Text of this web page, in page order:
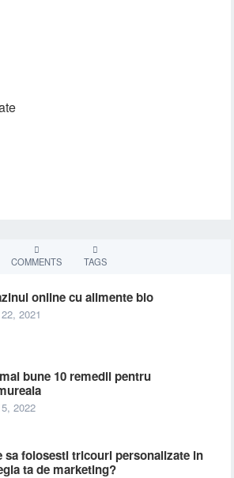
COMMENTS TAGS
online cu alimente bio
2021
bune 10 remedii pentru
2022
sa folosesti tricouri personalizate in
ta de marketing?